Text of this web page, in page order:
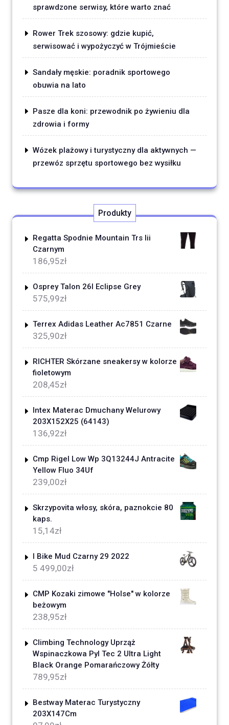
sprawdzone serwisy, które warto znać
Rower Trek szosowy: gdzie kupić,
serwisować i wypożyczyć w Trójmieście
Sandały męskie: poradnik sportowego
obuwia na lato
Pasze dla koni: przewodnik po żywieniu dla
zdrowia i formy
Wózek plażowy i turystyczny dla aktywnych —
przewóz sprzętu sportowego bez wysiłku
Produkty
Regatta Spodnie Mountain Trs Iii
Czarnym
186,95zł
Osprey Talon 26l Eclipse Grey
575,99zł
Terrex Adidas Leather Ac7851 Czarne
325,90zł
RICHTER Skórzane sneakersy w kolorze
fioletowym
208,45zł
Intex Materac Dmuchany Welurowy
203X152X25 (64143)
136,92zł
Cmp Rigel Low Wp 3Q13244J Antracite
Yellow Fluo 34Uf
239,00zł
Skrzypovita włosy, skóra, paznokcie 80
kaps.
15,14zł
I Bike Mud Czarny 29 2022
5 499,00zł
CMP Kozaki zimowe "Holse" w kolorze
beżowym
238,95zł
Climbing Technology Uprząż
Wspinaczkowa Pyl Tec 2 Ultra Light
Black Orange Pomarańczowy Żółty
789,95zł
Bestway Materac Turystyczny
203X147Cm